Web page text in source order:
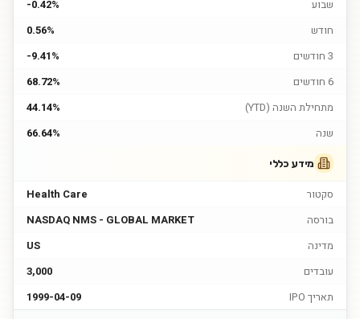
שבוע
-0.42%
חודש
0.56%
3 חודשים
-9.41%
6 חודשים
68.72%
מתחילת השנה (YTD)
44.14%
שנה
66.64%
מידע כללי
סקטור
Health Care
בורסה
NASDAQ NMS - GLOBAL MARKET
מדינה
US
עובדים
3,000
תאריך IPO
1999-04-09